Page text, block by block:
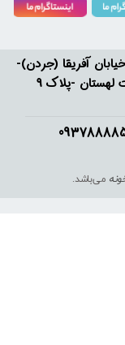
آفریقا (جردن)-
بالاتر از تقاطع میرداماد- کوچه مینا - جنب سفارت لهستان -پلاک 9
می‌باشد.